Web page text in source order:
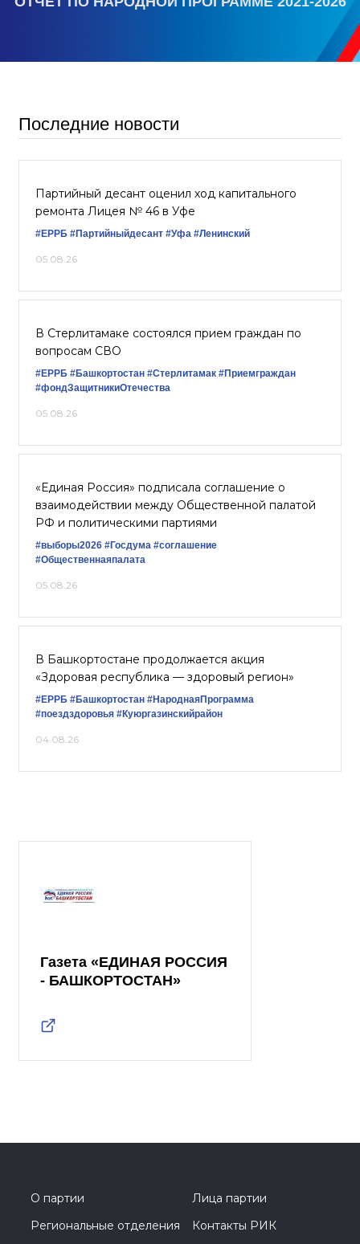
Последние новости
Партийный десант оценил ход капитального
ремонта Лицея № 46 в Уфе
#ЕРРБ #Партийныйдесант #Уфа #Ленинский
05.08.26
В Стерлитамаке состоялся прием граждан по
вопросам СВО
#ЕРРБ #Башкортостан #Стерлитамак #Приемграждан
#фондЗащитникиОтечества
05.08.26
«Единая Россия» подписала соглашение о
взаимодействии между Общественной палатой
РФ и политическими партиями
#выборы2026 #Госдума #соглашение
#Общественнаяпалата
05.08.26
В Башкортостане продолжается акция
«Здоровая республика — здоровый регион»
#ЕРРБ #Башкортостан #НароднаяПрограмма
#поездздоровья #Куюргазинскийрайон
04.08.26
Газета «ЕДИНАЯ РОССИЯ
- БАШКОРТОСТАН»
О партии
Лица партии
Региональные отделения
Контакты РИК